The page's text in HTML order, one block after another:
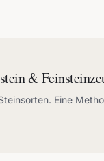
&
Eine